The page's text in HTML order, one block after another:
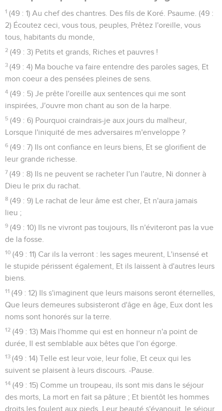
1 (49 : 1) Au chef des chantres. Des fils de Koré. Psaume. (49 :
2) Écoutez ceci, vous tous, peuples, Prêtez l'oreille, vous
tous, habitants du monde,
2 (49 : 3) Petits et grands, Riches et pauvres !
3 (49 : 4) Ma bouche va faire entendre des paroles sages, Et
mon coeur a des pensées pleines de sens.
4 (49 : 5) Je prête l'oreille aux sentences qui me sont
inspirées, J'ouvre mon chant au son de la harpe.
5 (49 : 6) Pourquoi craindrais-je aux jours du malheur,
Lorsque l'iniquité de mes adversaires m'enveloppe ?
6 (49 : 7) Ils ont confiance en leurs biens, Et se glorifient de
leur grande richesse.
7 (49 : 8) Ils ne peuvent se racheter l'un l'autre, Ni donner à
Dieu le prix du rachat.
8 (49 : 9) Le rachat de leur âme est cher, Et n'aura jamais
lieu ;
9 (49 : 10) Ils ne vivront pas toujours, Ils n'éviteront pas la vue
de la fosse.
10 (49 : 11) Car ils la verront : les sages meurent, L'insensé et
le stupide périssent également, Et ils laissent à d'autres leurs
biens.
11 (49 : 12) Ils s'imaginent que leurs maisons seront éternelles,
Que leurs demeures subsisteront d'âge en âge, Eux dont les
noms sont honorés sur la terre.
12 (49 : 13) Mais l'homme qui est en honneur n'a point de
durée, Il est semblable aux bêtes que l'on égorge.
13 (49 : 14) Telle est leur voie, leur folie, Et ceux qui les
suivent se plaisent à leurs discours. -Pause.
14 (49 : 15) Comme un troupeau, ils sont mis dans le séjour
des morts, La mort en fait sa pâture ; Et bientôt les hommes
droits les foulent aux pieds, Leur beauté s'évanouit, le séjour